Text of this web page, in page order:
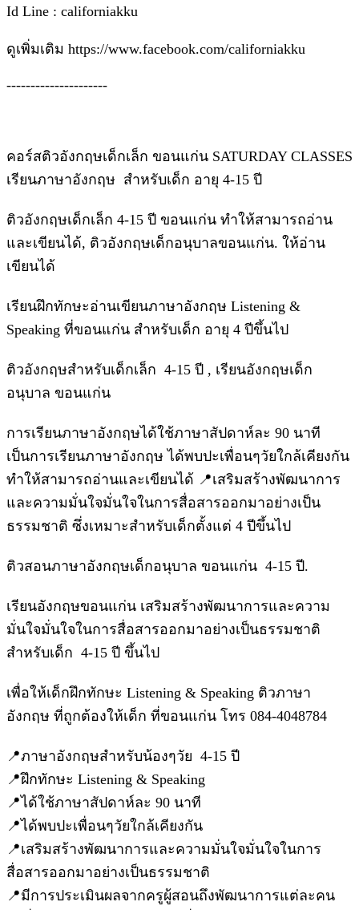
Id Line : californiakku
ดูเพิ่มเติม https://www.facebook.com/californiakku
---------------------
คอร์สติวอังกฤษเด็กเล็ก ขอนแก่น SATURDAY CLASSES
เรียนภาษาอังกฤษ สำหรับเด็ก อายุ 4-15 ปี
ติวอังกฤษเด็กเล็ก 4-15 ปี ขอนแก่น ทำให้สามารถอ่าน
และเขียนได้, ติวอังกฤษเด็กอนุบาลขอนแก่น. ให้อ่าน
เขียนได้
เรียนฝึกทักษะอ่านเขียนภาษาอังกฤษ Listening &
Speaking ที่ขอนแก่น สำหรับเด็ก อายุ 4 ปีขึ้นไป
ติวอังกฤษสำหรับเด็กเล็ก 4-15 ปี , เรียนอังกฤษเด็ก
อนุบาล ขอนแก่น
การเรียนภาษาอังกฤษได้ใช้ภาษาสัปดาห์ละ 90 นาที
เป็นการเรียนภาษาอังกฤษ ได้พบปะเพื่อนๆวัยใกล้เคียงกัน
ทำให้สามารถอ่านและเขียนได้ 📍เสริมสร้างพัฒนาการ
และความมั่นใจมั่นใจในการสื่อสารออกมาอย่างเป็น
ธรรมชาติ ซึ่งเหมาะสำหรับเด็กตั้งแต่ 4 ปีขึ้นไป
ติวสอนภาษาอังกฤษเด็กอนุบาล ขอนแก่น 4-15 ปี.
เรียนอังกฤษขอนแก่น เสริมสร้างพัฒนาการและความ
มั่นใจมั่นใจในการสื่อสารออกมาอย่างเป็นธรรมชาติ
สำหรับเด็ก 4-15 ปี ขึ้นไป
เพื่อให้เด็กฝึกทักษะ Listening & Speaking ติวภาษา
อังกฤษ ที่ถูกต้องให้เด็ก ที่ขอนแก่น โทร 084-4048784
📍ภาษาอังกฤษสำหรับน้องๆวัย 4-15 ปี
📍ฝึกทักษะ Listening & Speaking
📍ได้ใช้ภาษาสัปดาห์ละ 90 นาที
📍ได้พบปะเพื่อนๆวัยใกล้เคียงกัน
📍เสริมสร้างพัฒนาการและความมั่นใจมั่นใจในการ
สื่อสารออกมาอย่างเป็นธรรมชาติ
📍มีการประเมินผลจากครูผู้สอนถึงพัฒนาการแต่ละคน